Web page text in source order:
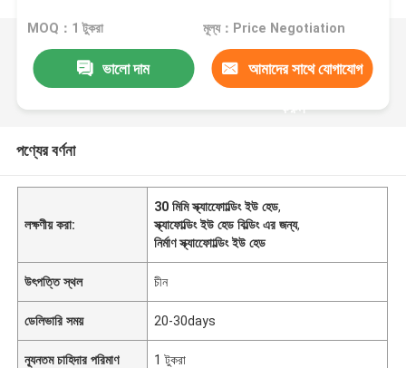
MOQ：1 টুকরা মূল্য：Price Negotiation
ভালো দাম আমাদের সাথে যোগাযোগ
করুন
পণ্যের বর্ণনা
লক্ষণীয় করা:
30 মিমি স্ক্যাফোোল্ডিং ইউ হেড,
স্ক্যাফোল্ডিং ইউ হেড বিল্ডিং এর জন্য,
নির্মাণ স্ক্যাফোোল্ডিং ইউ হেড
উৎপত্তি স্থল চীন
ডেলিভারি সময় 20-30days
ন্যূনতম চাহিদার পরিমাণ 1 টুকরা